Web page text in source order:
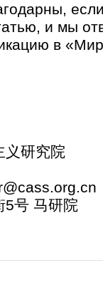
и мы
в
义研究院
5号 马研院